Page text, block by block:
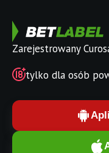
Zarejestrowany
tylko dla osób